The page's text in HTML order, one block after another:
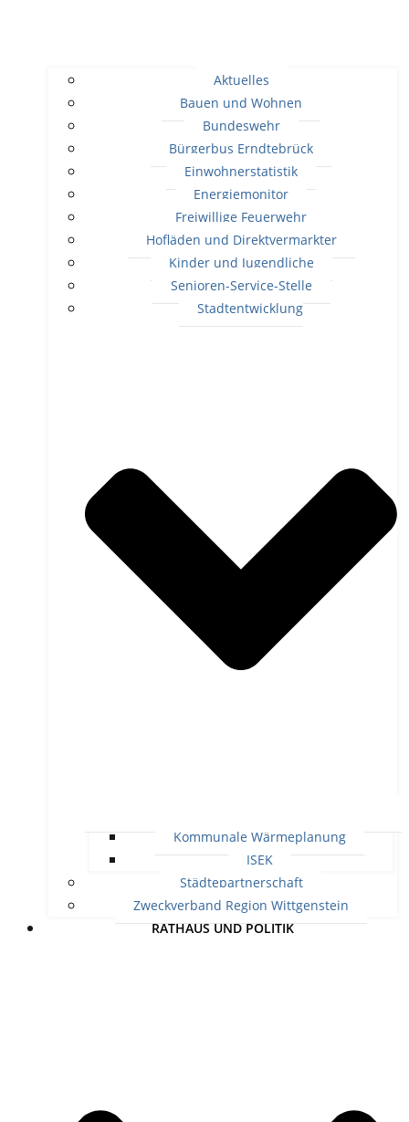
Aktuelles
Bauen und Wohnen
Bundeswehr
Bürgerbus Erndtebrück
Einwohnerstatistik
Energiemonitor
Freiwillige Feuerwehr
Hofläden und Direktvermarkter
Kinder und Jugendliche
Senioren-Service-Stelle
Stadtentwicklung
Kommunale Wärmeplanung
ISEK
Städtepartnerschaft
Zweckverband Region Wittgenstein
RATHAUS UND POLITIK